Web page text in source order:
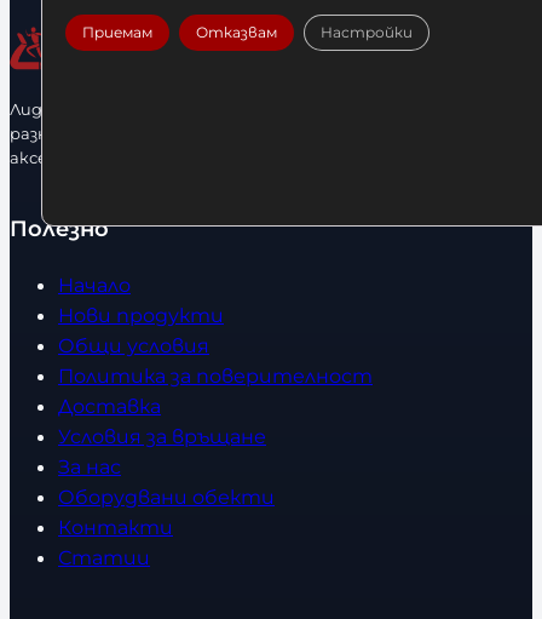
Лидерфитнес е водещ вносител и представител на голямо
разнообразие от бойна екипировка, фитнес уреди и
аксесоари.
Полезно
Начало
Нови продукти
Общи условия
Политика за поверителност
Доставка
Условия за връщане
За нас
Оборудвани обекти
Контакти
Статии
Приемам Отказвам Настройки